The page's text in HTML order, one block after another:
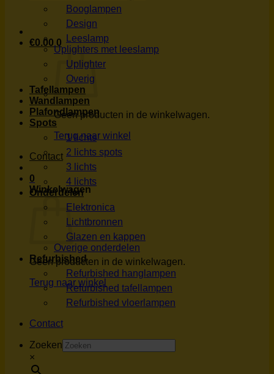
€0.00 0
Geen producten in de winkelwagen.
Terug naar winkel
Contact
0
Winkelwagen
Geen producten in de winkelwagen.
Terug naar winkel
Booglampen
Design
Leeslamp
Uplighters met leeslamp
Uplighter
Overig
Tafellampen
Wandlampen
Plafondlampen
Spots
1 lichts
2 lichts spots
3 lichts
4 lichts
Onderdelen
Elektronica
Lichtbronnen
Glazen en kappen
Overige onderdelen
Refurbished
Refurbished hanglampen
Refurbished tafellampen
Refurbished vloerlampen
Contact
Zoeken
×